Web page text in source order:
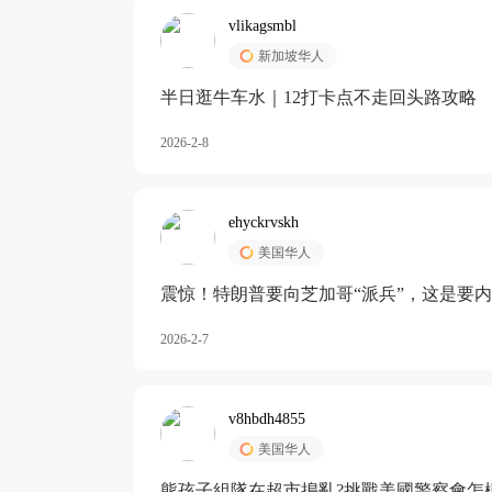
vlikagsmbl
新加坡华人
半日逛牛车水｜12打卡点不走回头路攻略
2026-2-8
ehyckrvskh
美国华人
震惊！特朗普要向芝加哥“派兵”，这是要
2026-2-7
v8hbdh4855
美国华人